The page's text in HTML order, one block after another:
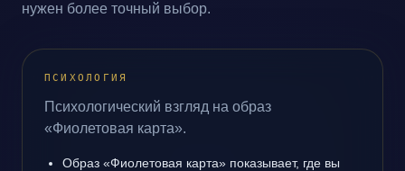
нужен более точный выбор.
ПСИХОЛОГИЯ
Психологический взгляд на образ
«Фиолетовая карта».
Образ «Фиолетовая карта» показывает, где вы